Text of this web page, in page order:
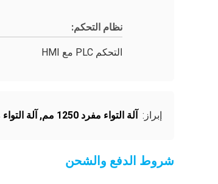
نظام التحكم:
التحكم PLC مع HMI
إبراز: آلة التواء مفرد 1250 مم , آلة
شروط الدفع والشحن